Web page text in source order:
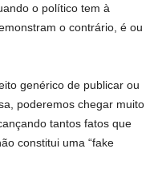
o político tem à
o contrário, é ou
genérico de publicar ou
poderemos chegar muito
tantos fatos que
constitui uma “fake